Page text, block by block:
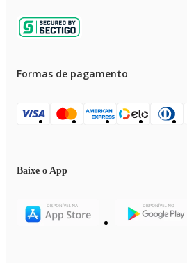
Formas de pagamento
Baixe o App